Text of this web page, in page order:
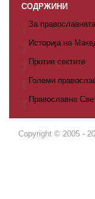
СОДРЖИНИ
За
Историја на
Против сектите
Големи
Православна
Copyright © 2005 -